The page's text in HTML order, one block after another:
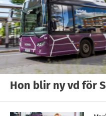
Hon blir ny vd för